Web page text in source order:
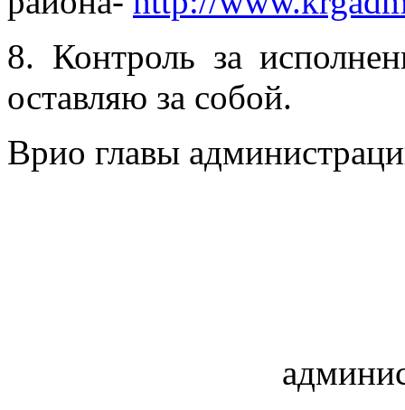
8. Контроль за
оставляю за собой.
Врио главы